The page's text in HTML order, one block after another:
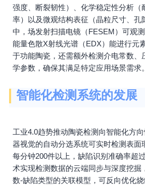
强度、断裂韧性）、化学稳定性分析（
率）以及微观结构表征（晶粒尺寸、孔
中，场发射扫描电镜（FESEM）可观
能量色散X射线光谱（EDX）能进行元
于功能陶瓷，还需额外检测介电常数、
学参数，确保其满足特定应用场景需求。
智能化检测系统的发展
工业4.0趋势推动陶瓷检测向智能化方
器视觉的自动分选系统可实时检测表面
每分钟200件以上，缺陷识别准确率超
术实现检测数据的云端同步与深度挖掘
数-缺陷类型的关联模型，可反向优化